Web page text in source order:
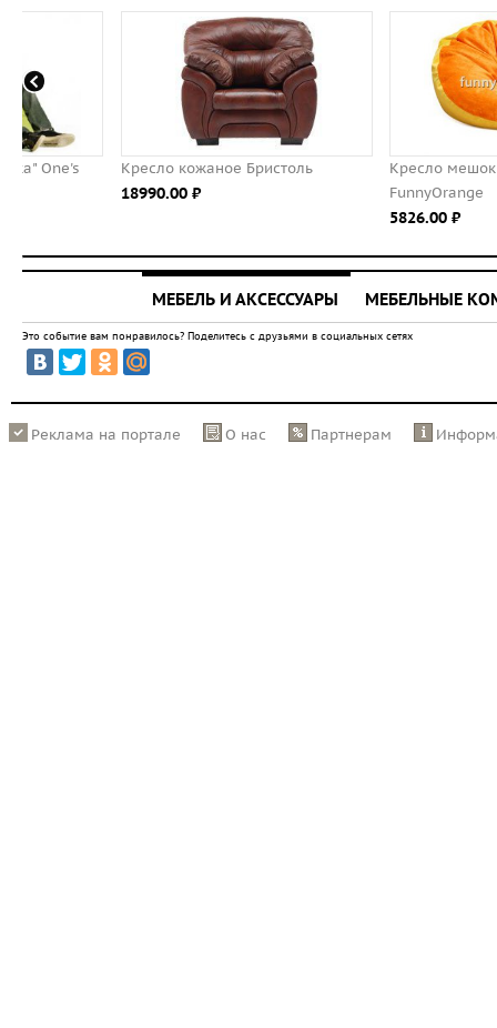
Кресло кожаное Бристоль
Кресло мешок детское
FunnyOrange
МЕБЕЛЬ И АКСЕССУАРЫ МЕБЕЛЬНЫЕ
Это событие вам понравилось? Поделитесь с друзьями в социальных сетях
Реклама на портале О нас Партнерам